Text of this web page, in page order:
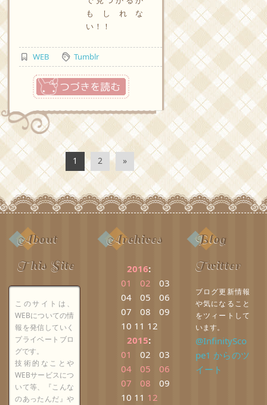
もしれな
い！！
WEB Tumblr
つづきを読む
1 2 »
About
This Site
このサイトは、
WEBについての情
報を発信していく
プライベートブロ
グです。
技術的なことや
WEBサービスにつ
いて等、『こんな
のあったんだ』や
Archives
2016:
01
02
03
04
05
06
07
08
09
10 11 12
2015:
01
02
03
04
05
06
07
08
09
10 11 12
Blog
Twitter
ブログ更新情報
や気になること
をツィートして
います。
@InfinitySco
pe1 からのツ
イート